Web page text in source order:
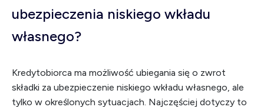
ubezpieczenia niskiego wkładu
własnego?
Kredytobiorca ma możliwość ubiegania się o zwrot
składki za ubezpieczenie niskiego wkładu własnego, ale
tylko w określonych sytuacjach. Najczęściej dotyczy to